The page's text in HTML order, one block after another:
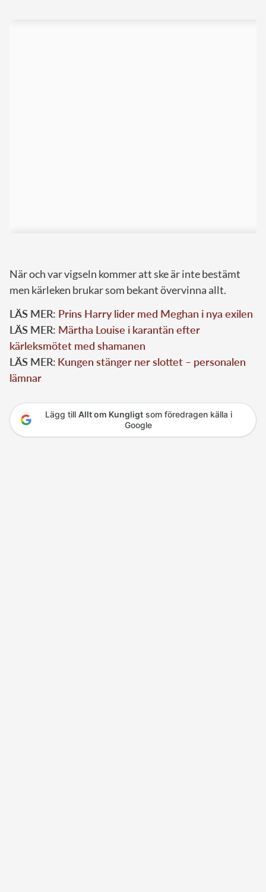
När och var vigseln kommer att ske är inte bestämt
men kärleken brukar som bekant övervinna allt.
LÄS MER: Prins Harry lider med Meghan i nya exilen
LÄS MER: Märtha Louise i karantän efter
kärleksmötet med shamanen
LÄS MER: Kungen stänger ner slottet – personalen
lämnar
Lägg till Allt om Kungligtsom föredragen källa i
Google